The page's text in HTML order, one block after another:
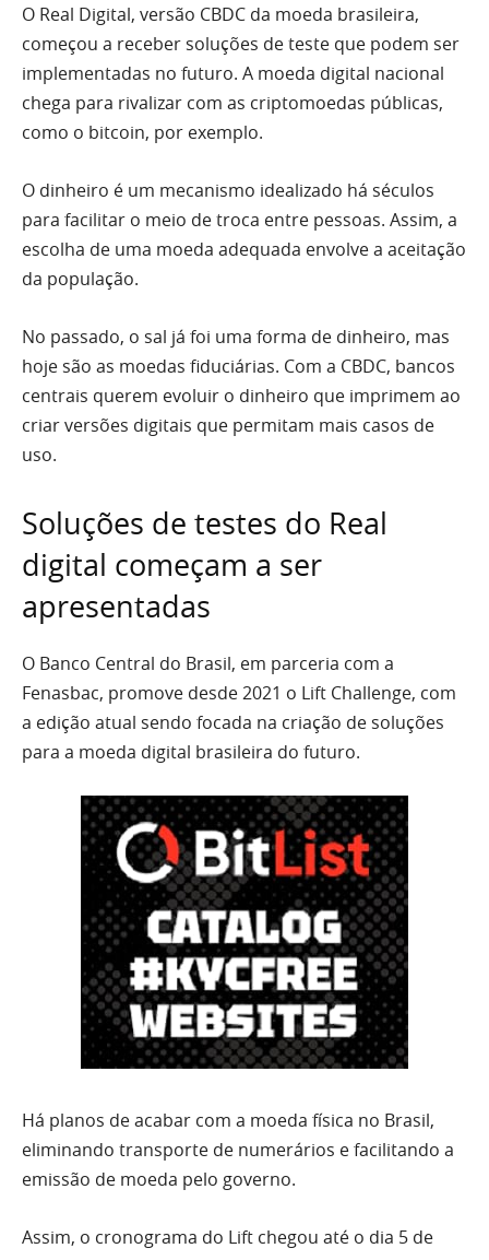
O Real Digital, versão CBDC da moeda brasileira,
começou a receber soluções de teste que podem ser
implementadas no futuro. A moeda digital nacional
chega para rivalizar com as criptomoedas públicas,
como o bitcoin, por exemplo.
O dinheiro é um mecanismo idealizado há séculos
para facilitar o meio de troca entre pessoas. Assim, a
escolha de uma moeda adequada envolve a aceitação
da população.
No passado, o sal já foi uma forma de dinheiro, mas
hoje são as moedas fiduciárias. Com a CBDC, bancos
centrais querem evoluir o dinheiro que imprimem ao
criar versões digitais que permitam mais casos de
uso.
Soluções de testes do Real
digital começam a ser
apresentadas
O Banco Central do Brasil, em parceria com a
Fenasbac, promove desde 2021 o Lift Challenge, com
a edição atual sendo focada na criação de soluções
para a moeda digital brasileira do futuro.
Há planos de acabar com a moeda física no Brasil,
eliminando transporte de numerários e facilitando a
emissão de moeda pelo governo.
Assim, o cronograma do Lift chegou até o dia 5 de